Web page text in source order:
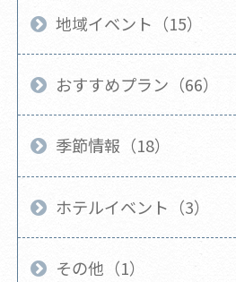
地域イベント（15）
おすすめプラン（66）
季節情報（18）
ホテルイベント（3）
その他（1）